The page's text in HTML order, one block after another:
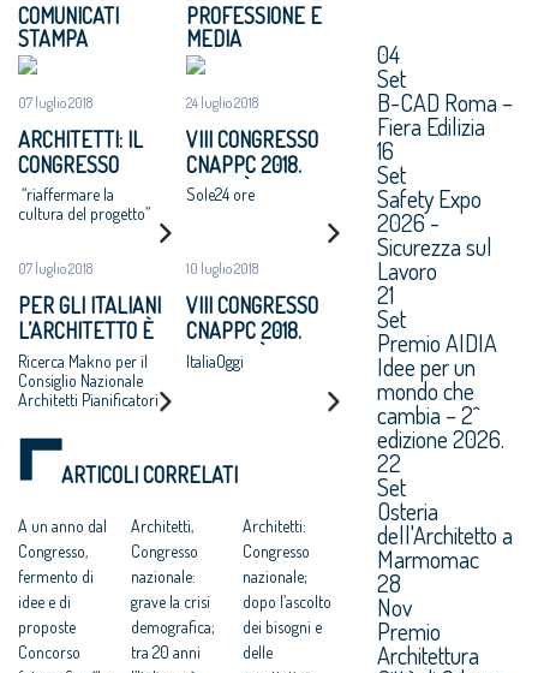
COMUNICATI
STAMPA
07 luglio 2018
ARCHITETTI: IL
CONGRESSO
NAZIONALE
APPROVA UN
ADOTTI UN
PROGRAMMA
NAZIONALE DI
RIGENERAZIONE
URBANE,
ALTERNATIVA A
INCONTROLLATE
E AL CONSUMO DI
SUOLO”
“riaffermare la
cultura del progetto”
07 luglio 2018
PER GLI ITALIANI
L’ARCHITETTO È
UNA FIGURA
CRUCIALE PER
DISEGNARE LO
SVILUPPO
ECONOMICO E
SOCIALE DEL
Ricerca Makno per il
Consiglio Nazionale
Architetti Pianificatori
Conservatori –
CNAPPC
PROFESSIONE E
MEDIA
24 luglio 2018
VIII CONGRESSO
CNAPPC 2018.
LUNEDÌ 25 LUGLIO
Sole24 ore
10 luglio 2018
VIII CONGRESSO
CNAPPC 2018.
MARTEDÌ 10
ItaliaOggi
ARTICOLI CORRELATI
A un anno dal
Congresso,
fermento di
idee e di
proposte
Concorso
Architetti,
Congresso
nazionale:
grave la crisi
demografica;
tra 20 anni
Architetti:
Congresso
nazionale;
dopo l’ascolto
dei bisogni e
delle
04
Set
B-CAD Roma –
Fiera Edilizia
16
Set
Safety Expo
2026 -
Sicurezza sul
Lavoro
21
Set
Premio AIDIA
Idee per un
mondo che
cambia – 2^
edizione 2026.
22
Set
Osteria
dell'Architetto a
Marmomac
28
Nov
Premio
Architettura